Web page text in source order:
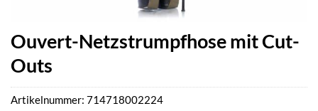
Ouvert-Netzstrumpfhose mit Cut-
Outs
Artikelnummer: 714718002224